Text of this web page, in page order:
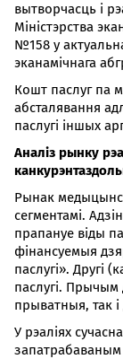
вытворчасць і
Міністэрства
№158 у
эканамічнага
Кошт паслуг па
абсталявання
паслугі іншых
Аналіз рынку
Рынак
сегментамі.
прапануе віды
фінансуемыя
паслугі». Другі
паслугі. Прычым
прыватныя, так
У рэаліях
запатрабаваным